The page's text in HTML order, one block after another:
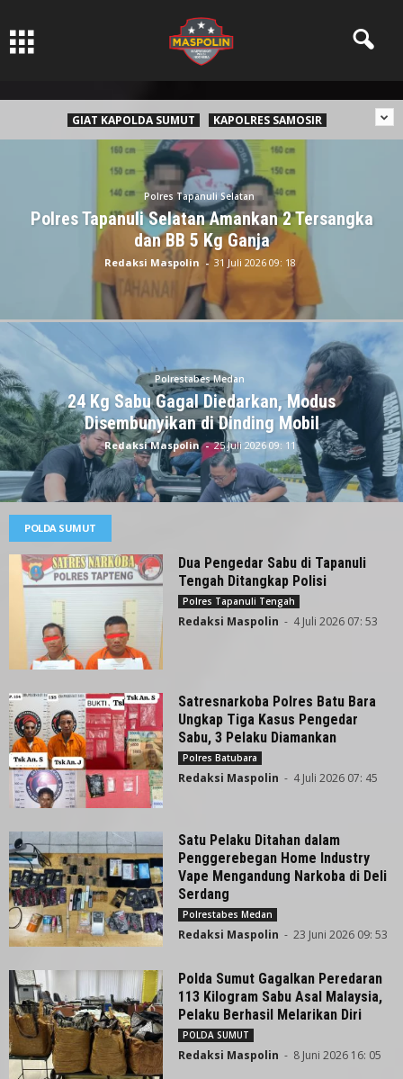
GIAT KAPOLDA SUMUT KAPOLRES SAMOSIR
Polres Tapanuli Selatan
Polres Tapanuli Selatan Amankan 2 Tersangka
dan BB 5 Kg Ganja
Redaksi Maspolin - 31 Juli 2026 09: 18
Polrestabes Medan
24 Kg Sabu Gagal Diedarkan, Modus
Disembunyikan di Dinding Mobil
Redaksi Maspolin - 25 Juli 2026 09: 11
POLDA SUMUT
Dua Pengedar Sabu di Tapanuli
Tengah Ditangkap Polisi
Polres Tapanuli Tengah
Redaksi Maspolin - 4 Juli 2026 07: 53
Satresnarkoba Polres Batu Bara
Ungkap Tiga Kasus Pengedar
Sabu, 3 Pelaku Diamankan
Polres Batubara
Redaksi Maspolin - 4 Juli 2026 07: 45
Satu Pelaku Ditahan dalam
Penggerebegan Home Industry
Vape Mengandung Narkoba di Deli
Serdang
Polrestabes Medan
Redaksi Maspolin - 23 Juni 2026 09: 53
Polda Sumut Gagalkan Peredaran
113 Kilogram Sabu Asal Malaysia,
Pelaku Berhasil Melarikan Diri
POLDA SUMUT
Redaksi Maspolin - 8 Juni 2026 16: 05